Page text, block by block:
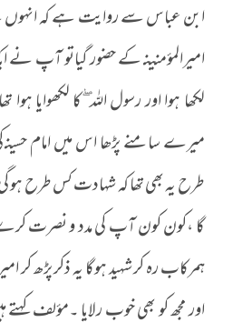
ابن عباس سے روایت ہے کہ انہوں
امیرالمؤمنینـ کے حضور گیاتو آپ نے
لکھا ہوا اور رسول اللہ ۖکا لکھوایا
میرے سامنے پڑھا اس میں امام حسینـ
طرح یہ بھی تھا کہ شہادت کس طرح
گا ،کون کون آپ کی مدد و نصرت
ہمرکاب رہ کر شہید ہوگا یہ ذکر پڑھ کر
اور مجھ کو بھی خوب رلایا ۔مؤلف